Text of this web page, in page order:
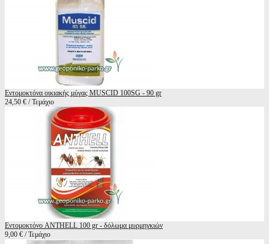
Εντομοκτόνα οικιακής μύγας MUSCID 100SG - 90 gr
24,50 € / Τεμάχιο
Εντομοκτόνο ANTHELL 100 gr - δόλωμα μυρμηγκιών
9,00 € / Τεμάχιο